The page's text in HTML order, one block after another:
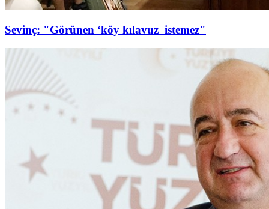
Sevinç: "Görünen ‘köy kılavuz istemez"